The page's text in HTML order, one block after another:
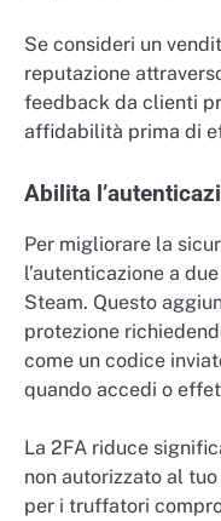
Se consideri un
reputazione
feedback da clienti
affidabilità prima di
Abilita
Per migliorare la
l’autenticazione a
Steam. Questo
protezione
come un codice
quando accedi o
La 2FA riduce
non autorizzato al
per i truffatori